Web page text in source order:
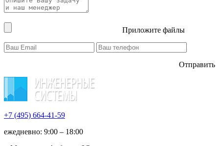
Приложите файлы
Отправить
+7 (495) 664-41-59
ежедневно: 9:00 – 18:00